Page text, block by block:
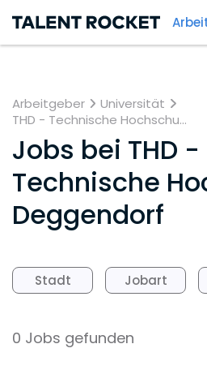
Arbeitgeber
Universität
THD - Technische Hochschu...
Jobs bei THD -
Technische
Deggendorf
Stadt Jobart
0 Jobs gefunden